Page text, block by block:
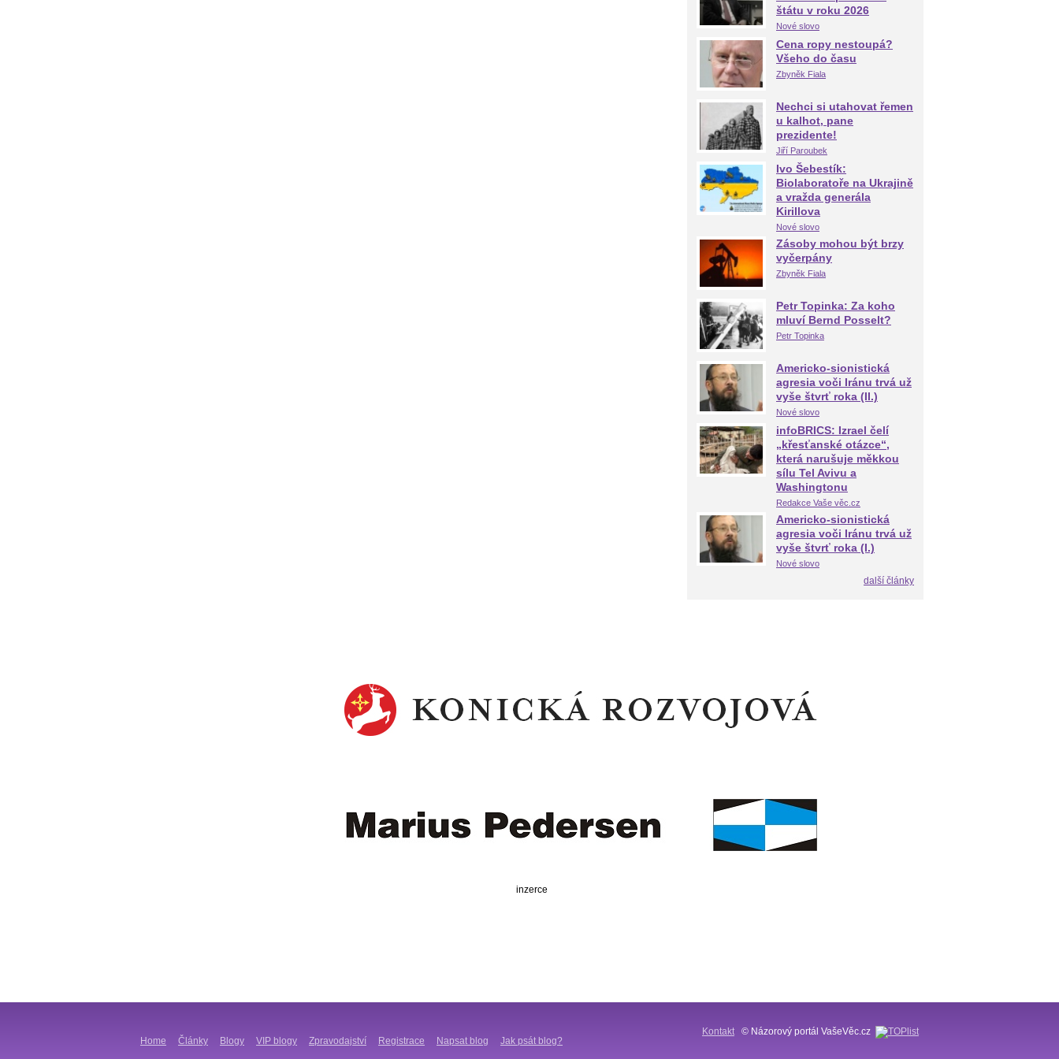
štátu v roku 2026
Nové slovo
Cena ropy nestoupá?
Všeho do času
Zbyněk Fiala
Nechci si utahovat řemen
u kalhot, pane
prezidente!
Jiří Paroubek
Ivo Šebestík:
Biolaboratoře na Ukrajině
a vražda generála
Kirillova
Nové slovo
Zásoby mohou být brzy
vyčerpány
Zbyněk Fiala
Petr Topinka: Za koho
mluví Bernd Posselt?
Petr Topinka
Americko-sionistická
agresia voči Iránu trvá už
vyše štvrť roka (II.)
Nové slovo
infoBRICS: Izrael čelí
„křesťanské otázce“,
která narušuje měkkou
sílu Tel Avivu a
Washingtonu
Redakce Vaše věc.cz
Americko-sionistická
agresia voči Iránu trvá už
vyše štvrť roka (I.)
Nové slovo
další články
inzerce
Home Články Blogy VIP blogy Zpravodajství Registrace Napsat blog Jak psát blog?
Kontakt © Názorový portál VašeVěc.cz